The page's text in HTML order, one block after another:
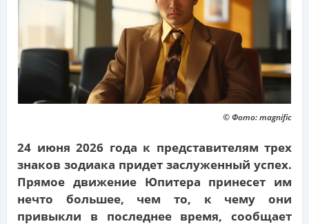
© Фото: magnific
24 июня 2026 года к представителям трех
знаков зодиака придет заслуженный успех.
Прямое движение Юпитера принесет им
нечто большее, чем то, к чему они
привыкли в последнее время, сообщает